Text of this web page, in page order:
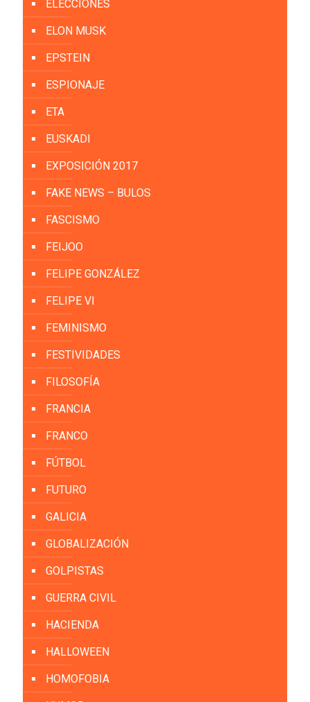
ELECCIONES
ELON MUSK
EPSTEIN
ESPIONAJE
ETA
EUSKADI
EXPOSICIÓN 2017
FAKE NEWS – BULOS
FASCISMO
FEIJOO
FELIPE GONZÁLEZ
FELIPE VI
FEMINISMO
FESTIVIDADES
FILOSOFÍA
FRANCIA
FRANCO
FÚTBOL
FUTURO
GALICIA
GLOBALIZACIÓN
GOLPISTAS
GUERRA CIVIL
HACIENDA
HALLOWEEN
HOMOFOBIA